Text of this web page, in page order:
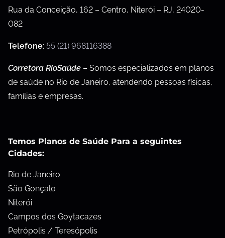
Rua da Conceição, 162 – Centro, Niterói – RJ, 24020-
082
Telefone: 55 (21) 968116388
Corretora RioSaúde – Somos especializados em planos
de saúde no Rio de Janeiro, atendendo pessoas físicas,
famílias e empresas.
Temos Planos de Saúde Para a seguintes
Cidades:
Rio de Janeiro
São Gonçalo
Niterói
Campos dos Goytacazes
Petrópolis / Teresópolis